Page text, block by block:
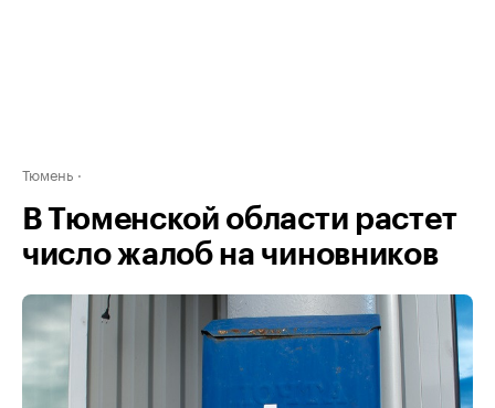
Тюмень
В Тюменской области растет
число жалоб на чиновников